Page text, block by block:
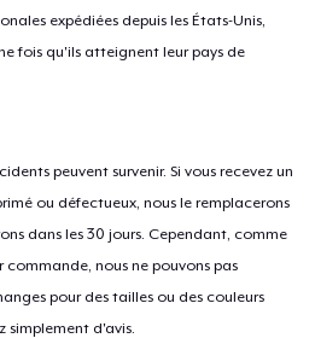
expédiées depuis les États-Unis,
fois qu'ils atteignent leur pays de
peuvent survenir. Si vous recevez un
ou défectueux, nous le remplacerons
dans les 30 jours. Cependant, comme
commande, nous ne pouvons pas
pour des tailles ou des couleurs
simplement d'avis.